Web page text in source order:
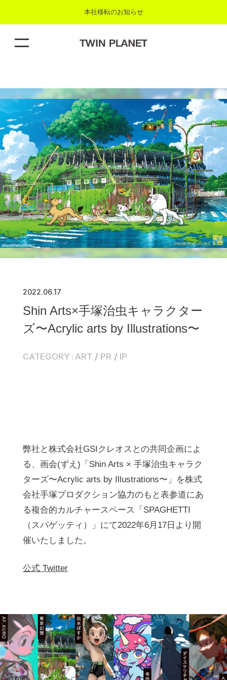
本社移転のお知らせ
2022.06.17
Shin Arts×手塚治虫キャラクター
ズ〜Acrylic arts by Illustrations〜
CATEGORY ART PR IP
弊社と株式会社GSIクレオスとの共同企画によ
る、画会(ずえ)「Shin Arts × 手塚治虫キャラク
ターズ〜Acrylic arts by Illustrations〜」を株式
会社手塚プロダクション協力のもと表参道にあ
る複合的カルチャースペース「SPAGHETTI
（スパゲッティ）」にて2022年6月17日より開
催いたしました。
公式 Twitter